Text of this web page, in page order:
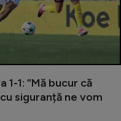
1-1: ”Mă bucur că
siguranță ne vom